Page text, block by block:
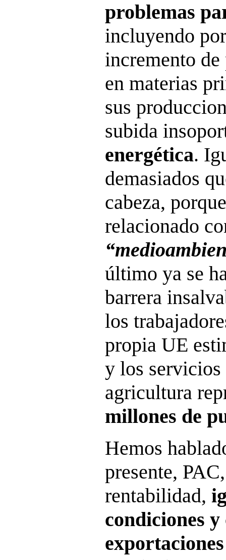
problemas
incluyendo
incremento
en materias
sus
subida
energética.
demasiados
cabeza,
relacionado
último ya se
barrera
los
propia UE
y los
agricultura
millones de
Hemos
presente,
rentabilidad,
condiciones